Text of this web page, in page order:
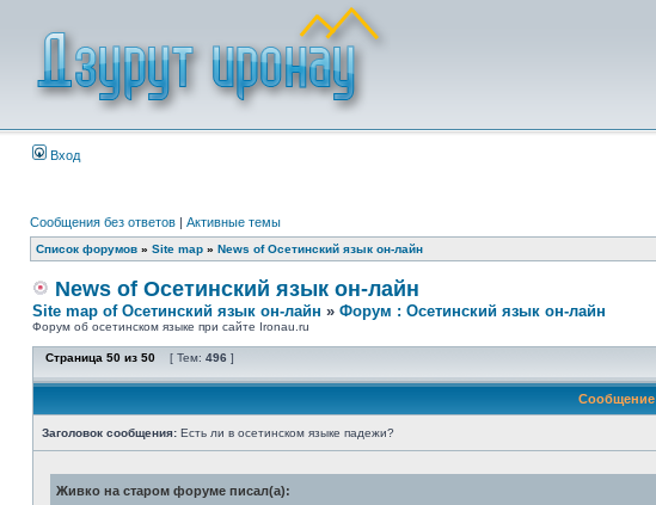
Вход
Сообщения без ответов | Активные темы
Список форумов » Site map » News of Осетинский язык он-лайн
News of Осетинский язык он-лайн
Site map of Осетинский язык он-лайн » Форум : Осетинский язык он-лайн
Форум об осетинском языке при сайте Ironau.ru
Страница 50 из 50 [ Тем: 496 ]
Сообщение
Заголовок сообщения: Есть ли в осетинском языке падежи?
Живко на старом форуме писал(а):